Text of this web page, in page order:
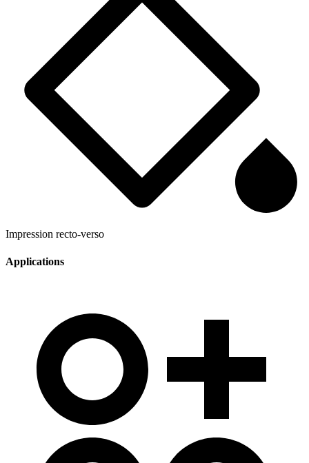
Impression recto-verso
Applications